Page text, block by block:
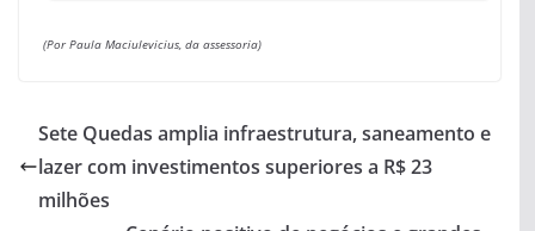
(Por Paula Maciulevicius, da assessoria)
Sete Quedas amplia infraestrutura, saneamento e
lazer com investimentos superiores a R$ 23
milhões